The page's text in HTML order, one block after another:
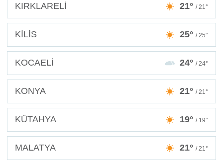
KIRKLARELİ 21° / 21°
KİLİS 25° / 25°
KOCAELİ 24° / 24°
KONYA 21° / 21°
KÜTAHYA 19° / 19°
MALATYA 21° / 21°